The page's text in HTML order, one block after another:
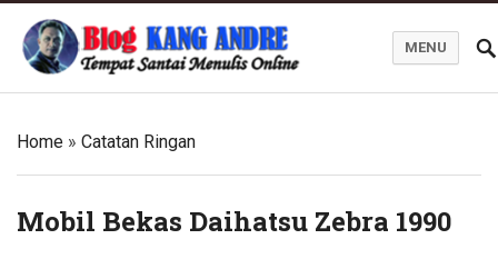
Kang Andre Online
MENU
Home » Catatan Ringan
Mobil Bekas Daihatsu Zebra 1990